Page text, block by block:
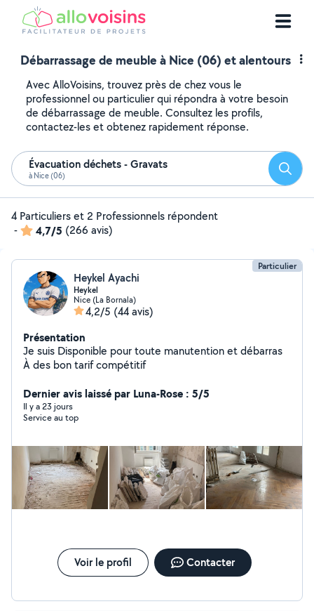
Débarrassage de meuble à Nice (06) et alentours
Avec AlloVoisins, trouvez près de chez vous le
professionnel ou particulier qui répondra à votre besoin
de débarrassage de meuble. Consultez les profils,
contactez-les et obtenez rapidement réponse.
Évacuation déchets - Gravats
à Nice (06)
4 Particuliers et 2 Professionnels répondent
-
4,7/5 (266 avis)
Particulier
Heykel Ayachi
Heykel
Nice (La Bornala)
4,2/5 (44 avis)
Présentation
Je suis Disponible pour toute manutention et débarras
À des bon tarif compétitif
Dernier avis laissé par Luna-Rose : 5/5
Il y a 23 jours
Service au top
Voir le profil Contacter